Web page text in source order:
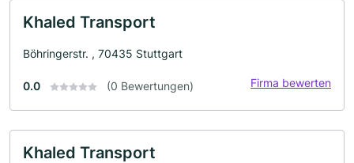
Khaled Transport
Böhringerstr. , 70435 Stuttgart
0.0 (0 Bewertungen) Firma bewerten
Khaled Transport